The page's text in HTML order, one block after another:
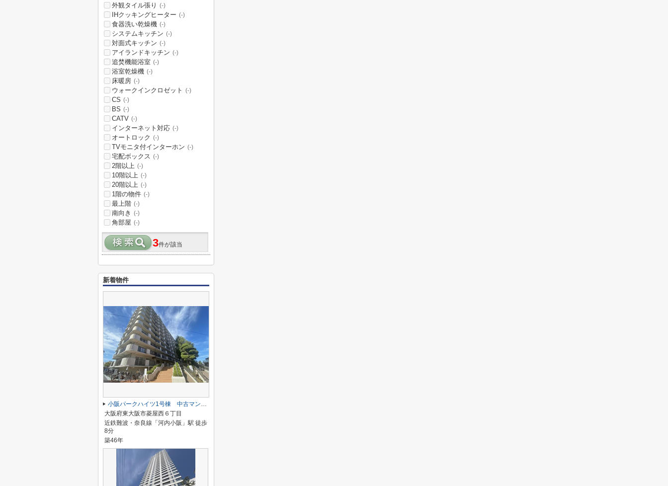
外観タイル張り (-)
IHクッキングヒーター (-)
食器洗い乾燥機 (-)
システムキッチン (-)
対面式キッチン (-)
アイランドキッチン (-)
追焚機能浴室 (-)
浴室乾燥機 (-)
床暖房 (-)
ウォークインクロゼット (-)
CS (-)
BS (-)
CATV (-)
インターネット対応 (-)
オートロック (-)
TVモニタ付インターホン (-)
宅配ボックス (-)
2階以上 (-)
10階以上 (-)
20階以上 (-)
1階の物件 (-)
最上階 (-)
南向き (-)
角部屋 (-)
3件が該当
新着物件
小阪パークハイツ1号棟 中古マンション
大阪府東大阪市菱屋西６丁目
近鉄難波・奈良線「河内小阪」駅 徒歩
8分
築46年